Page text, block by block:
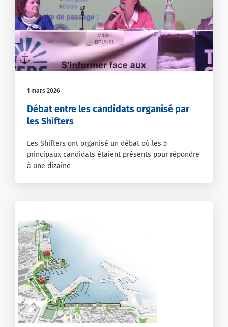
1 mars 2026
Débat entre les candidats organisé par
les Shifters
Les Shifters ont organisé un débat où les 5
principaux candidats étaient présents pour répondre
à une dizaine